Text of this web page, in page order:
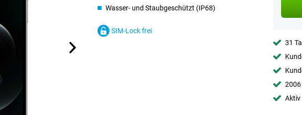
Wasser- und Staubgeschützt (IP68)
SIM-Lock frei
31
2006
Aktiv